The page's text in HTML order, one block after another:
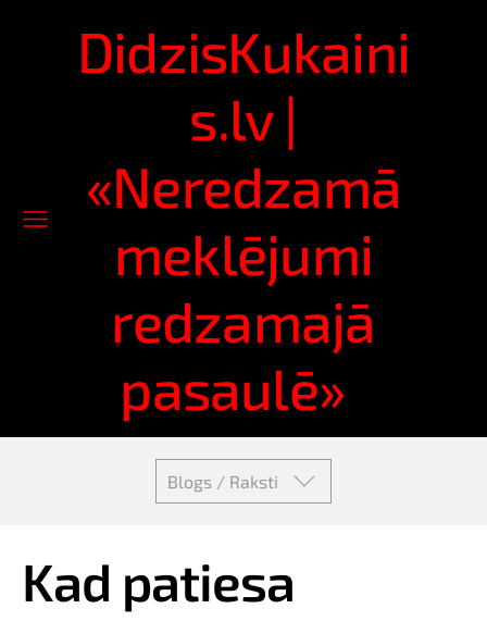
DidzisKukaini
s.lv |
«Neredzamā
meklējumi
redzamajā
pasaulē»
Blogs / Raksti
Kad patiesa